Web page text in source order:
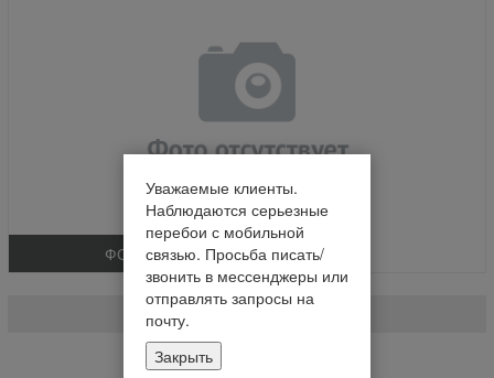
ФОТО
Ремень (PIX) 2НВ-2662 (шт.)
2В-2662 PIX
На складе
Уважаемые клиенты.
Наблюдаются серьезные
перебои с мобильной
связью. Просьба писать/
звонить в мессенджеры или
отправлять запросы на
почту.
Закрыть